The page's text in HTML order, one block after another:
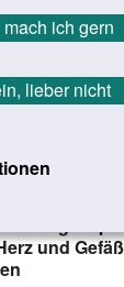
mach ich gern
lieber nicht
ein
und